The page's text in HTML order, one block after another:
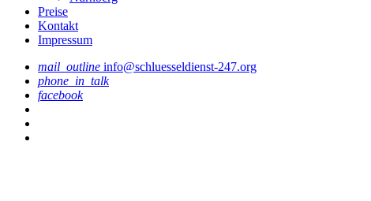
Preise
Kontakt
Impressum
mail_outline info@schluesseldienst-247.org
phone_in_talk
facebook